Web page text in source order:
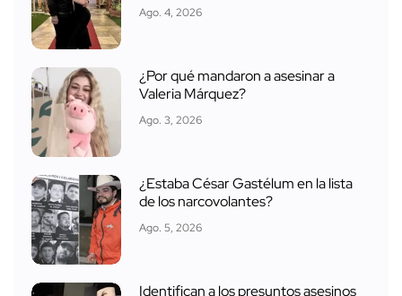
Ago. 4, 2026
¿Por qué mandaron a asesinar a
Valeria Márquez?
Ago. 3, 2026
¿Estaba César Gastélum en la lista
de los narcovolantes?
Ago. 5, 2026
Identifican a los presuntos asesinos